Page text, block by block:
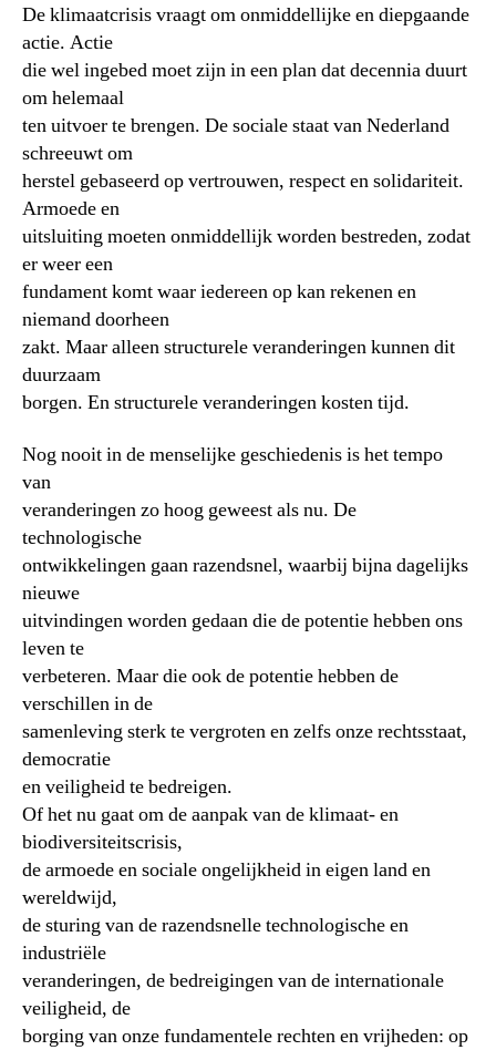
De klimaatcrisis vraagt om onmiddellijke en diepgaande
actie. Actie
die wel ingebed moet zijn in een plan dat decennia duurt
om helemaal
ten uitvoer te brengen. De sociale staat van Nederland
schreeuwt om
herstel gebaseerd op vertrouwen, respect en solidariteit.
Armoede en
uitsluiting moeten onmiddellijk worden bestreden, zodat
er weer een
fundament komt waar iedereen op kan rekenen en
niemand doorheen
zakt. Maar alleen structurele veranderingen kunnen dit
duurzaam
borgen. En structurele veranderingen kosten tijd.
Nog nooit in de menselijke geschiedenis is het tempo
van
veranderingen zo hoog geweest als nu. De
technologische
ontwikkelingen gaan razendsnel, waarbij bijna dagelijks
nieuwe
uitvindingen worden gedaan die de potentie hebben ons
leven te
verbeteren. Maar die ook de potentie hebben de
verschillen in de
samenleving sterk te vergroten en zelfs onze rechtsstaat,
democratie
en veiligheid te bedreigen.
Of het nu gaat om de aanpak van de klimaat- en
biodiversiteitscrisis,
de armoede en sociale ongelijkheid in eigen land en
wereldwijd,
de sturing van de razendsnelle technologische en
industriële
veranderingen, de bedreigingen van de internationale
veiligheid, de
borging van onze fundamentele rechten en vrijheden: op